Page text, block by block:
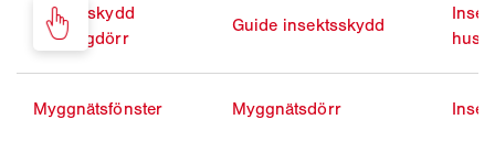
Insektsskydd
balkongdörr
Guide insektsskydd
Myggnätsfönster Myggnätsdörr